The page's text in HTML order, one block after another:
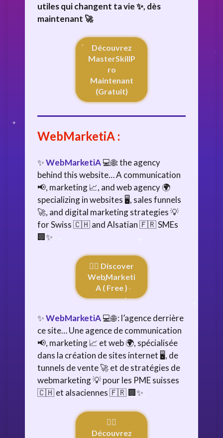
utiles qui changent ta vie ✨, dès
maintenant 🚀
Découvrez
MasterSkillP
ro
Maintenant
(Gratuit)
WebMarketiA :
✨WebMarketiA💻🌐: the agency
behind this website… A communication
📢, marketing 📈, and web agency 🌍
specializing in websites 🖥️, sales funnels
🚀, and digital marketing strategies 💡
for Swiss 🇨🇭 and Alsatian 🇫🇷 SMEs
🏢✨
👉🏻 Discover
WebMarketi
A ( Free )
✨WebMarketiA💻🌐 : l’agence derrière
ce site… Une agence de communication
📢, marketing 📈 et web 🌍, spécialisée
dans la création de sites internet 🖥️, de
tunnels de vente 🚀 et de stratégies de
webmarketing 💡 pour les PME suisses
🇨🇭 et alsaciennes 🇫🇷 🏢✨
👉🏻
Découvrez